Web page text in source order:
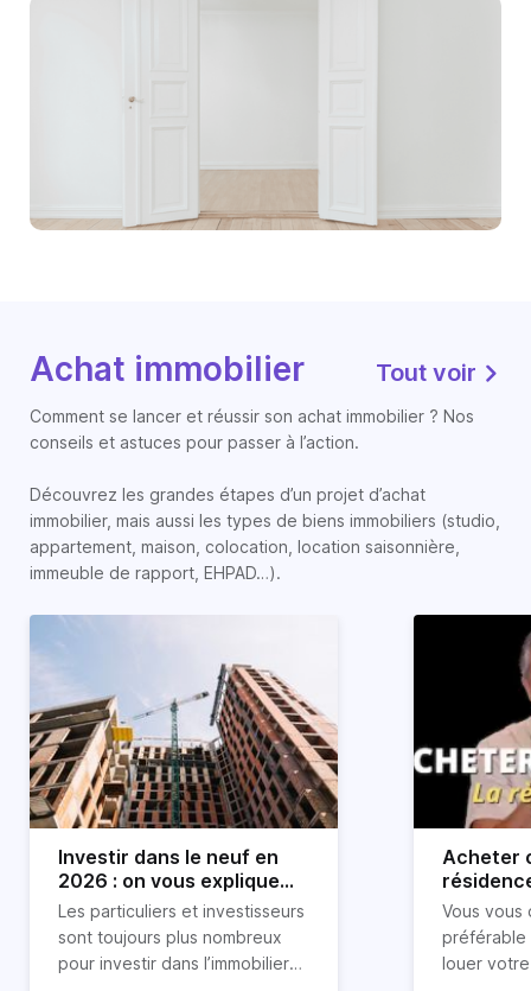
Achat immobilier Tout voir
Comment se lancer et réussir son achat immobilier ? Nos
conseils et astuces pour passer à l’action.
Découvrez les grandes étapes d’un projet d’achat
immobilier, mais aussi les types de biens immobiliers (studio,
appartement, maison, colocation, location saisonnière,
immeuble de rapport, EHPAD…).
Investir dans le neuf en
2026 : on vous explique
tout !
Les particuliers et investisseurs
sont toujours plus nombreux
pour investir dans l’immobilier
Acheter
règle
révélée
Vous vous
préférable
louer